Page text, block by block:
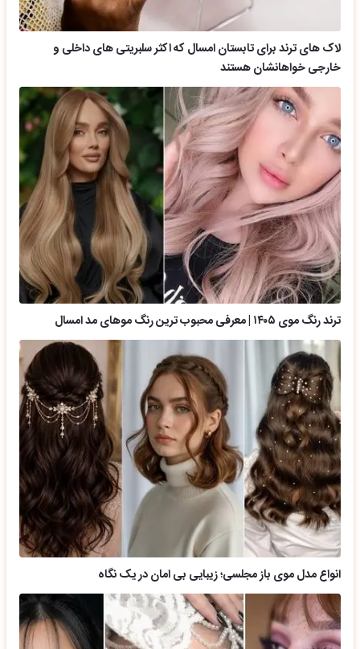
لاک های ترند برای تابستان امسال که اکثر سلبریتی های داخلی و
خارجی خواهانشان هستند
ترند رنگ موی ۱۴۰۵ | معرفی محبوب ترین رنگ موهای مد امسال
انواع مدل موی باز مجلسی؛ زیبایی بی امان در یک نگاه